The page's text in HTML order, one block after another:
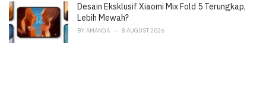
Desain Eksklusif Xiaomi Mix Fold 5 Terungkap,
Lebih Mewah?
BY AMANDA 8 AUGUST 2026